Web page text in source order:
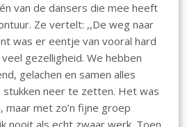
van de dansers die mee heeft
Ze vertelt: ,,De weg naar
was er eentje van vooral hard
gezelligheid. We hebben
gelachen en samen alles
stukken neer te zetten. Het was
maar met zo’n fijne groep